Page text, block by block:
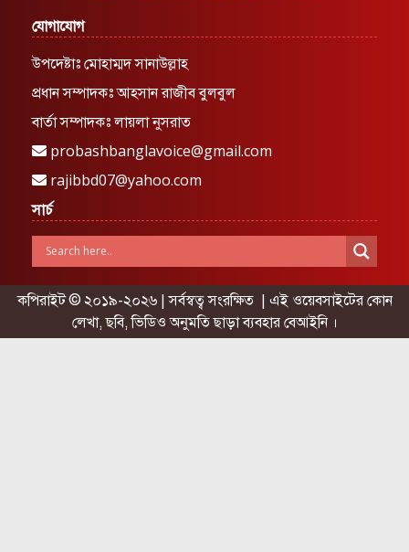
যোগাযোগ
উপদেষ্টাঃ মোহাম্মদ সানাউল্লাহ
প্রধান সম্পাদকঃ আহসান রাজীব বুলবুল
বার্তা সম্পাদকঃ লায়লা নুসরাত
probashbanglavoice@gmail.com
rajibbd07@yahoo.com
সার্চ
কপিরাইট © ২০১৯-২০২৬ | সর্বস্বত্ব সংরক্ষিত | এই ওয়েবসাইটের কোন
লেখা, ছবি, ভিডিও অনুমতি ছাড়া ব্যবহার বেআইনি ।